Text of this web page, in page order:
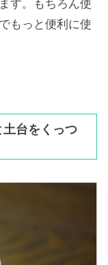
す。もちろん使
もっと便利に使
台をくっつ